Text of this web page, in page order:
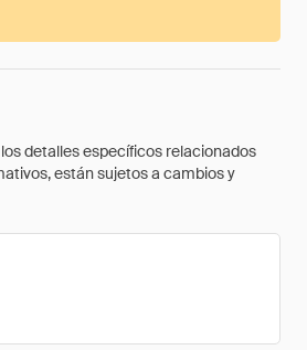
detalles específicos relacionados
están sujetos a cambios y